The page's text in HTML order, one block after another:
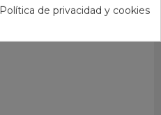
Política de privacidad y cookies